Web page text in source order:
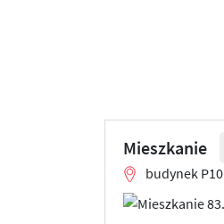
Mieszkanie
budynek P10